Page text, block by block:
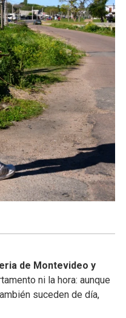
de Montevideo y
ni la hora: aunque
suceden de día,